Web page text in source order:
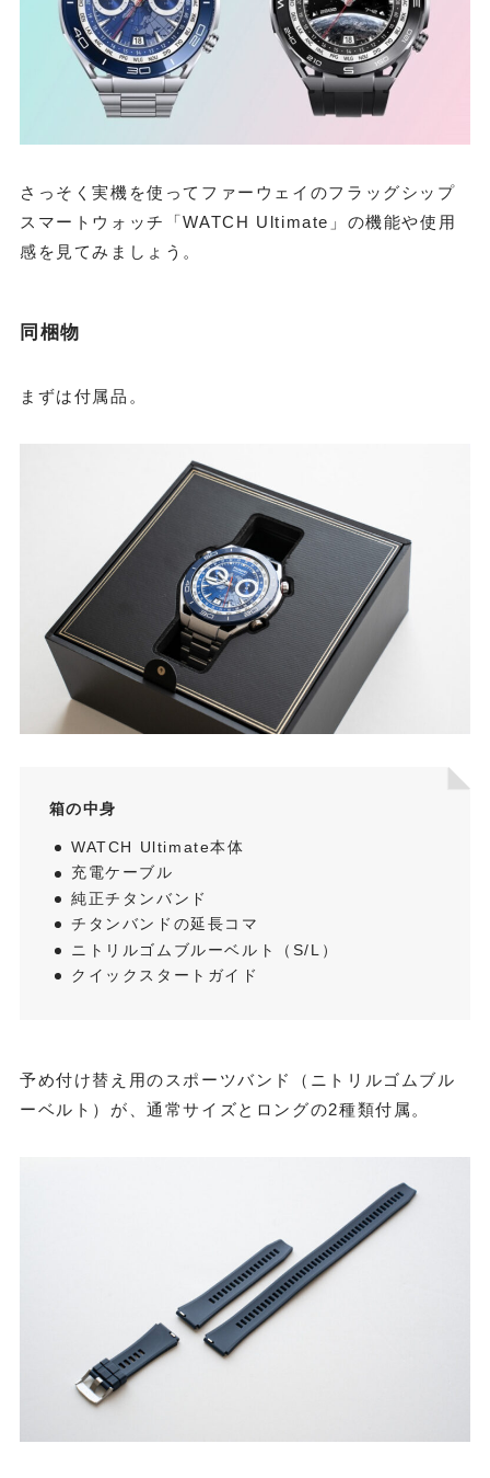
さっそく実機を使ってファーウェイのフラッグシップ
スマートウォッチ「WATCH Ultimate」の機能や使用
感を見てみましょう。
同梱物
まずは付属品。
箱の中身
WATCH Ultimate本体
充電ケーブル
純正チタンバンド
チタンバンドの延長コマ
ニトリルゴムブルーベルト（S/L）
クイックスタートガイド
予め付け替え用のスポーツバンド（ニトリルゴムブル
ーベルト）が、通常サイズとロングの2種類付属。